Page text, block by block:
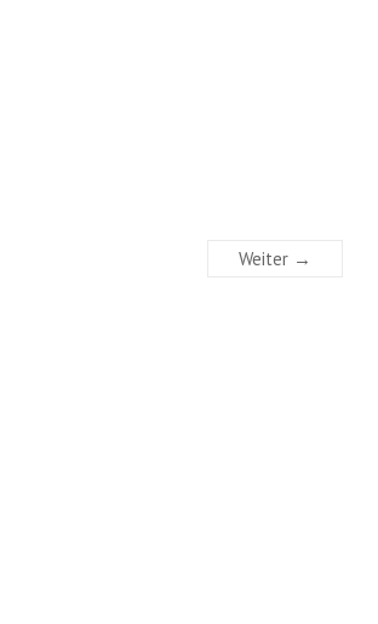
Weiter →